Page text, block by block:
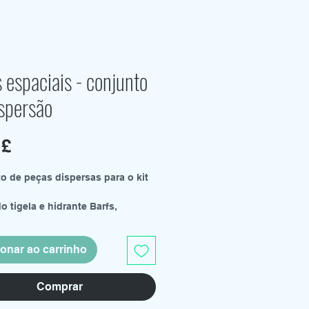
espaciais - conjunto
Preço
de peças dispersas para o kit
tigela e hidrante Barfs,
para 1:32 para uso com o
5.
ao carrinho
Comprar